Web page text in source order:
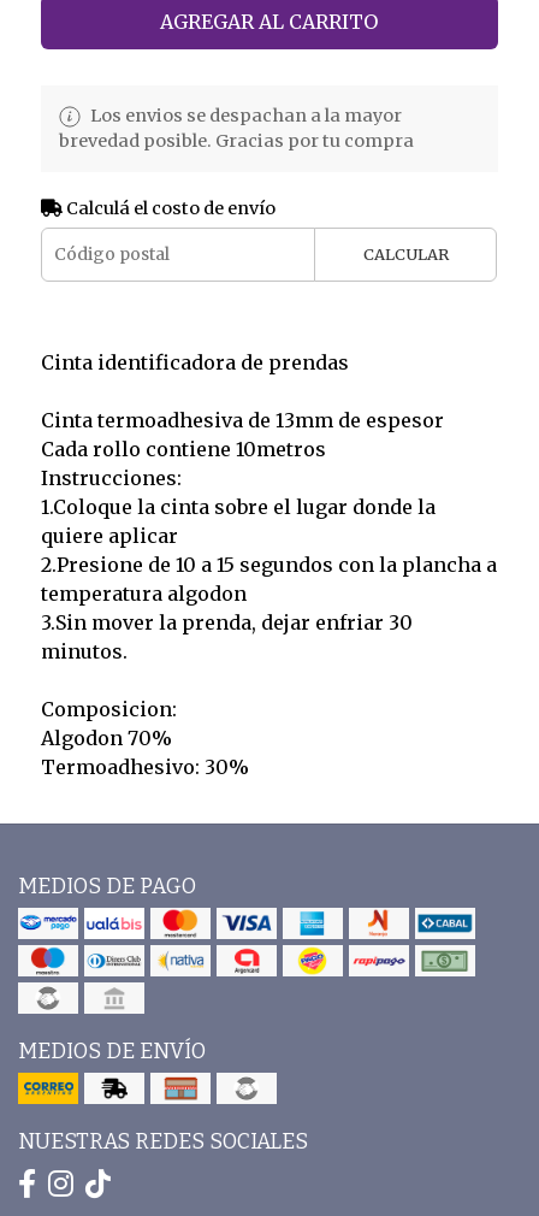
AGREGAR AL CARRITO
Los envios se despachan a la mayor
brevedad posible. Gracias por tu compra
Calculá el costo de envío
CALCULAR
Cinta identificadora de prendas
Cinta termoadhesiva de 13mm de espesor
Cada rollo contiene 10metros
Instrucciones:
1.Coloque la cinta sobre el lugar donde la
quiere aplicar
2.Presione de 10 a 15 segundos con la plancha a
temperatura algodon
3.Sin mover la prenda, dejar enfriar 30
minutos.
Composicion:
Algodon 70%
Termoadhesivo: 30%
MEDIOS DE PAGO
MEDIOS DE ENVÍO
NUESTRAS REDES SOCIALES